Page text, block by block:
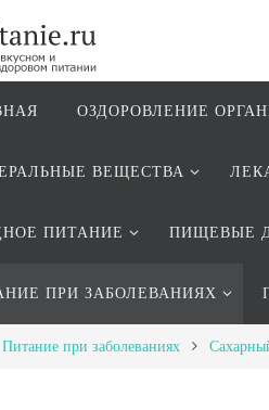
ОЗДОРОВЛЕНИЕ
ВЕЩЕСТВА
ПИТАНИЕ ПИЩЕВЫЕ
ПРИ ЗАБОЛЕВАНИЯХ
Питание при заболеваниях